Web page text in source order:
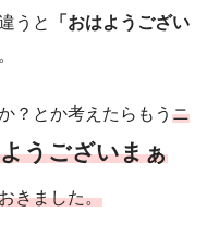
うと
「おはようござい
？とか考えたらもう ニ
うございまぁ
きました。